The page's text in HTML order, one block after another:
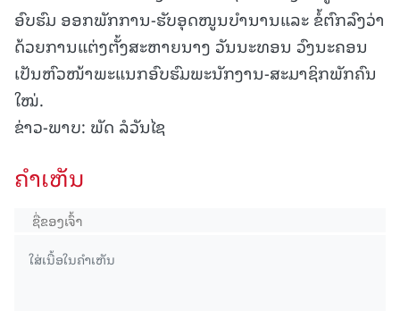
ອົບຮົມ ອອກພັກການ-ຮັບອຸດໜູນບຳນານແລະ ຂໍ້ຕົກລົງວ່າ
ດ້ວຍການແຕ່ງຕັ້ງສະຫາຍນາງ ວັນນະທອນ ວົງນະຄອນ
ເປັນຫົວໜ້າພະແນກອົບຮົມພະນັກງານ-ສະມາຊິກພັກຄົນ
ໃໝ່.
ຂ່າວ-ພາບ: ພັດ ລໍວັນໄຊ
ຄໍາເຫັນ